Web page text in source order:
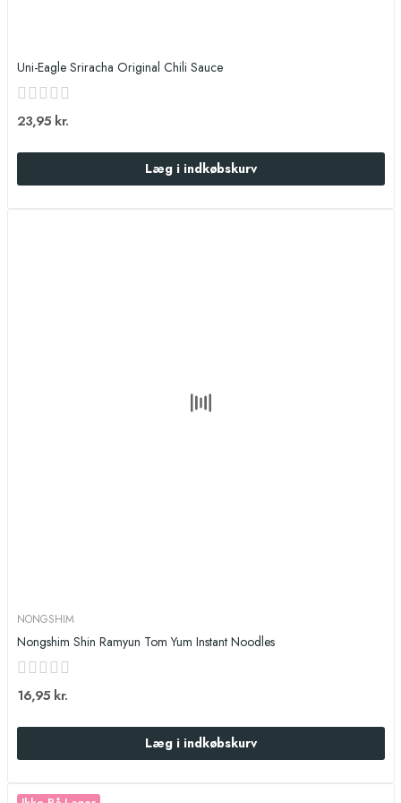
Uni-Eagle Sriracha Original Chili Sauce
23,95 kr.
Læg i indkøbskurv
NONGSHIM
Nongshim Shin Ramyun Tom Yum Instant Noodles
16,95 kr.
Læg i indkøbskurv